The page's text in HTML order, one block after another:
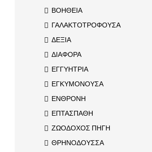
ΒΟΗΘΕΙΑ
ΓΑΛΑΚΤΟΤΡΟΦΟΥΣΑ
ΔΕΞΙΑ
ΔΙΑΦΟΡΑ
ΕΓΓΥΗΤΡΙΑ
ΕΓΚΥΜΟΝΟΥΣΑ
ΕΝΘΡΟΝΗ
ΕΠΤΑΣΠΑΘΗ
ΖΩΟΔΟΧΟΣ ΠΗΓΗ
ΘΡΗΝΟΔΟΥΣΣΑ